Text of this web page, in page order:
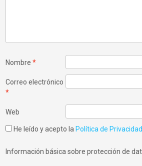
Nombre*
Correo electrónico
*
Web
He leído y acepto la Política de Privacidad
Información básica sobre protección de